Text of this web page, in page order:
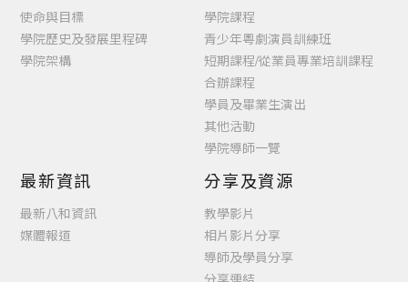
使命與目標
學院歷史及發展里程碑
學院架構
學院課程
青少年粵劇演員訓練班
短期課程/從業員專業培訓課程
合辦課程
學員及畢業生演出
其他活動
學院導師一覽
最新資訊
最新八和資訊
媒體報道
分享及資源
教學影片
相片影片分享
導師及學員分享